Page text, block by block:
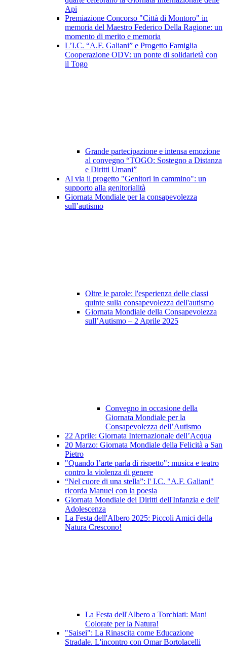
Api
Premiazione Concorso "Città di Montoro" in
memoria del Maestro Federico Della Ragione: un
momento di merito e memoria
L’I.C. “A.F. Galiani” e Progetto Famiglia
Cooperazione ODV: un ponte di solidarietà con
il Togo
Grande partecipazione e intensa emozione
al convegno “TOGO: Sostegno a Distanza
e Diritti Umani”
Al via il progetto "Genitori in cammino": un
supporto alla genitorialità
Giornata Mondiale per la consapevolezza
sull’autismo
Oltre le parole: l'esperienza delle classi
quinte sulla consapevolezza dell'autismo
Giornata Mondiale della Consapevolezza
sull’Autismo – 2 Aprile 2025
Convegno in occasione della
Giornata Mondiale per la
Consapevolezza dell’Autismo
22 Aprile: Giornata Internazionale dell’Acqua
20 Marzo: Giornata Mondiale della Felicità a San
Pietro
"Quando l’arte parla di rispetto": musica e teatro
contro la violenza di genere
“Nel cuore di una stella”: l' I.C. "A.F. Galiani"
ricorda Manuel con la poesia
Giornata Mondiale dei Diritti dell'Infanzia e dell'
Adolescenza
La Festa dell'Albero 2025: Piccoli Amici della
Natura Crescono!
La Festa dell'Albero a Torchiati: Mani
Colorate per la Natura!
"Saisei": La Rinascita come Educazione
Stradale. L'incontro con Omar Bortolacelli